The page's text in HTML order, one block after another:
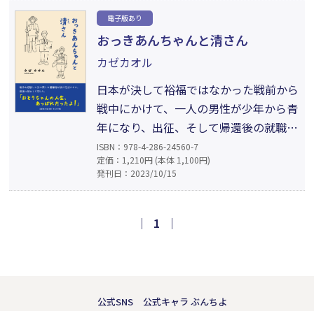
した蔦重や花魁も登場する下町ツアー小
説。多彩な登場人物に触れながら、200
年前のことが時間を感じさせることなく
湧き上がってくる。
電子版あり
おっきあんちゃんと清さん
カゼカオル
日本が決して裕福ではなかった戦前から
戦中にかけて、一人の男性が少年から青
年になり、出征、そして帰還後の就職や
結婚という歴史を回顧録として描く。描
いたのは、男性の娘。父親の死後、父の
ためにも、自身のやり残した事として
和」をいう時代を一人の男性の人生から
ISBN：978-4-286-24560-7
定価：1,210円 (本体 1,100円)
発刊日：2023/10/15
｜ 1 ｜
公式SNS 公式キャラ ぶんちよ